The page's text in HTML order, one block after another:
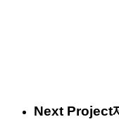
Next Project